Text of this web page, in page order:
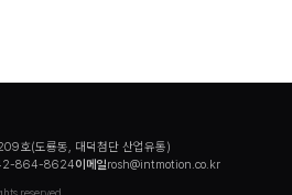
호(도룡동, 대덕첨단 산업유통)
864-8624이메일rosh@intmotion.co.kr